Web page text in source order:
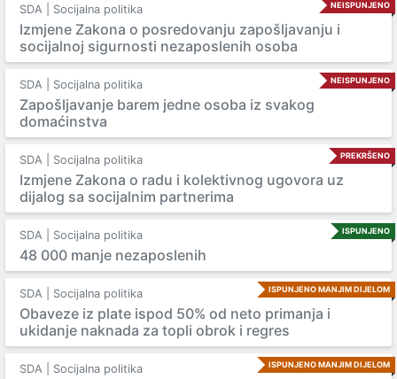
NEISPUNJENO
SDA | Socijalna politika
Izmjene Zakona o posredovanju zapošljavanju i
socijalnoj sigurnosti nezaposlenih osoba
NEISPUNJENO
SDA | Socijalna politika
Zapošljavanje barem jedne osoba iz svakog
domaćinstva
PREKRŠENO
SDA | Socijalna politika
Izmjene Zakona o radu i kolektivnog ugovora uz
dijalog sa socijalnim partnerima
ISPUNJENO
SDA | Socijalna politika
48 000 manje nezaposlenih
ISPUNJENO MANJIM DIJELOM
SDA | Socijalna politika
Obaveze iz plate ispod 50% od neto primanja i
ukidanje naknada za topli obrok i regres
ISPUNJENO MANJIM DIJELOM
SDA | Socijalna politika